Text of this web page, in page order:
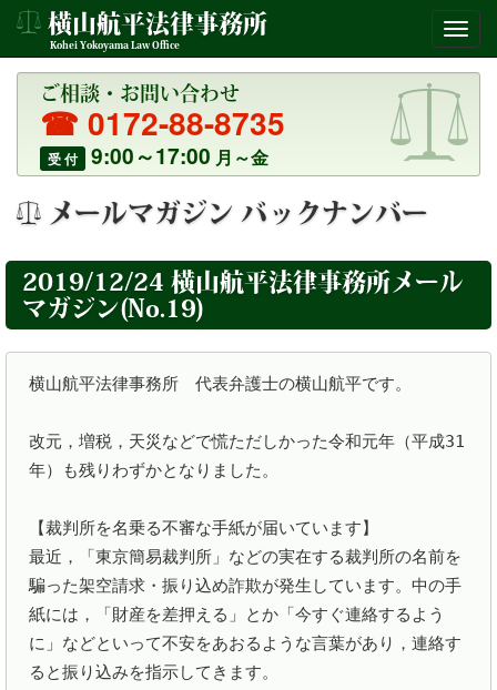
横山航平法律事務所
Kohei Yokoyama Law Office
ご相談・お問い合わせ
☎ 0172-88-8735
受 付 9:00～17:00 月～金
メールマガジン バックナンバー
2019/12/24 横山航平法律事務所メール
マガジン(No.19)
横山航平法律事務所　代表弁護士の横山航平です。
改元，増税，天災などで慌ただしかった令和元年（平成31
年）も残りわずかとなりました。
【裁判所を名乗る不審な手紙が届いています】
最近，「東京簡易裁判所」などの実在する裁判所の名前を
騙った架空請求・振り込め詐欺が発生しています。中の手
紙には，「財産を差押える」とか「今すぐ連絡するよう
に」などといって不安をあおるような言葉があり，連絡す
ると振り込みを指示してきます。